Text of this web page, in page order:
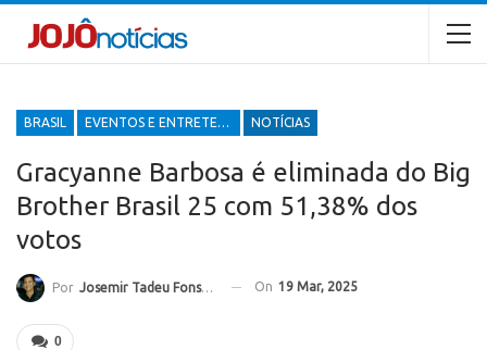
BRASIL EVENTOS E ENTRETENIMENTOS NOTÍCIAS
Gracyanne Barbosa é eliminada do Big
Brother Brasil 25 com 51,38% dos
votos
Por Josemir Tadeu Fonseca On 19 Mar, 2025
0